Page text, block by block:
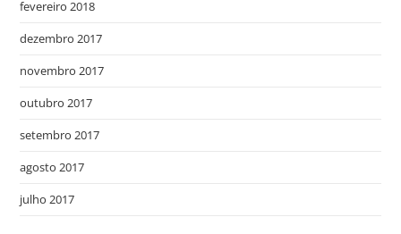
fevereiro 2018
dezembro 2017
novembro 2017
outubro 2017
setembro 2017
agosto 2017
julho 2017